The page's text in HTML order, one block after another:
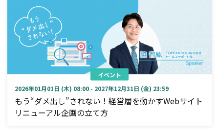
イベント
2026年01月01日 (木) 08:00 - 2027年12月31日 (金) 23:59
もう“ダメ出し”されない！経営層を動かすWebサイト
リニューアル企画の立て方